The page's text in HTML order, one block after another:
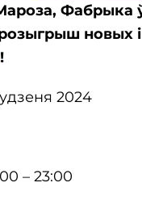
Фабрыка
новых
!
2024
– 23:00